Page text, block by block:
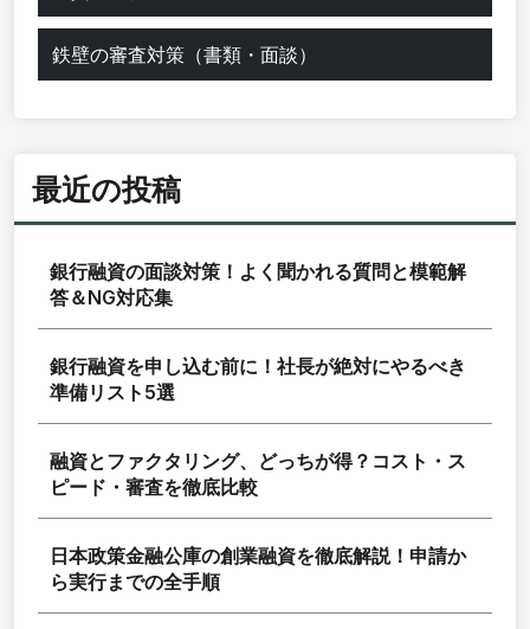
鉄壁の審査対策（書類・面談）
最近の投稿
銀行融資の面談対策！よく聞かれる質問と模範解
答＆NG対応集
銀行融資を申し込む前に！社長が絶対にやるべき
準備リスト5選
融資とファクタリング、どっちが得？コスト・ス
ピード・審査を徹底比較
日本政策金融公庫の創業融資を徹底解説！申請か
ら実行までの全手順